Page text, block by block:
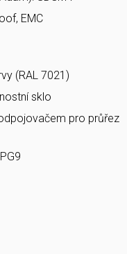
EMC
(RAL 7021)
sklo
pro průřez